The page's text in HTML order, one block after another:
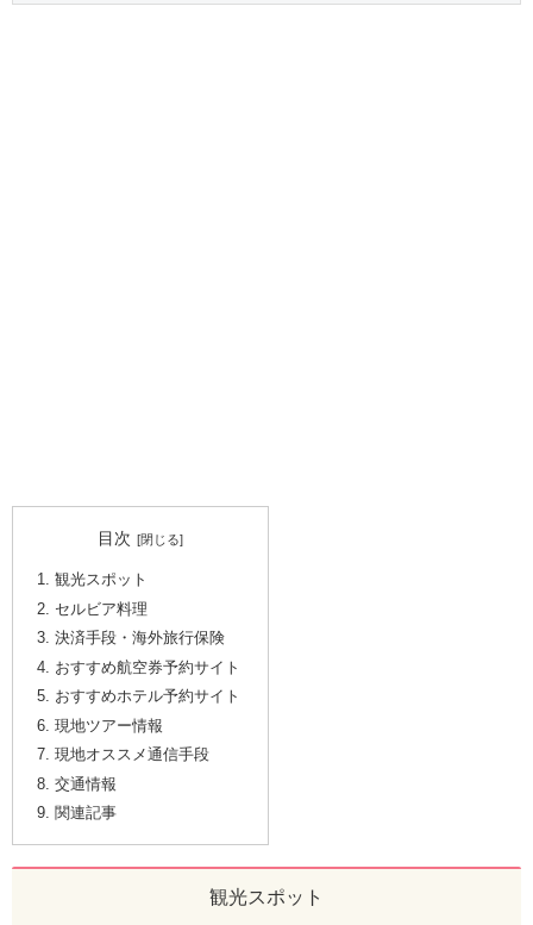
目次
観光スポット
セルビア料理
決済手段・海外旅行保険
おすすめ航空券予約サイト
おすすめホテル予約サイト
現地ツアー情報
現地オススメ通信手段
交通情報
関連記事
観光スポット